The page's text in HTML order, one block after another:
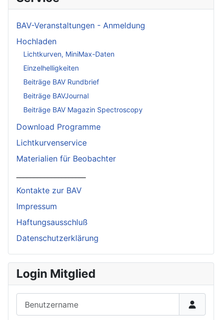
BAV-Veranstaltungen - Anmeldung
Hochladen
Lichtkurven, MiniMax-Daten
Einzelhelligkeiten
Beiträge BAV Rundbrief
Beiträge BAVJournal
Beiträge BAV Magazin Spectroscopy
Download Programme
Lichtkurvenservice
Materialien für Beobachter
Kontakte zur BAV
Impressum
Haftungsausschluß
Datenschutzerklärung
Login Mitglied